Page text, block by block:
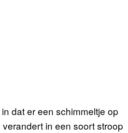
dat er een schimmeltje op
in een soort stroop